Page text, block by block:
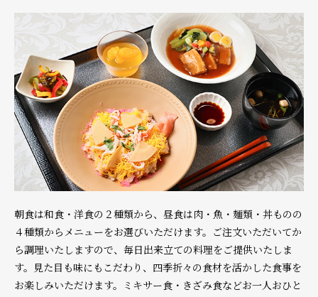
朝食は和食・洋食の２種類から、昼食は肉・魚・麺類・丼ものの
４種類からメニューをお選びいただけます。ご注文いただいてか
ら調理いたしますので、毎日出来立ての料理をご提供いたしま
す。見た目も味にもこだわり、四季折々の食材を活かした食事を
お楽しみいただけます。ミキサー食・きざみ食などお一人おひと